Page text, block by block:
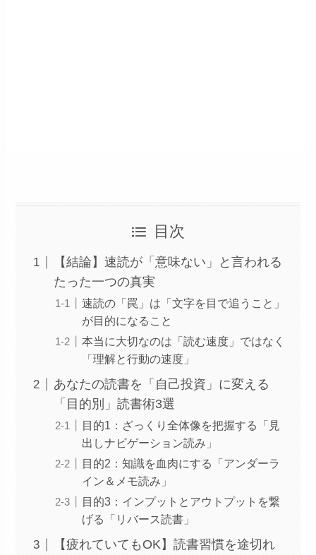
目次
【結論】速読が「意味ない」と言われる
たった一つの真実
速読の「罠」は「文字を目で追うこと」
が目的になること
本当に大切なのは「読む速度」ではなく
「理解と行動の速度」
あなたの読書を「自己投資」に変える
「目的別」読書術3選
目的1：ざっくり全体像を把握する「見
出しナビゲーション読み」
目的2：知識を血肉にする「アンダーラ
イン＆メモ読み」
目的3：インプットとアウトプットを繋
げる「リバース読書」
【疲れていてもOK】読書習慣を途切れ